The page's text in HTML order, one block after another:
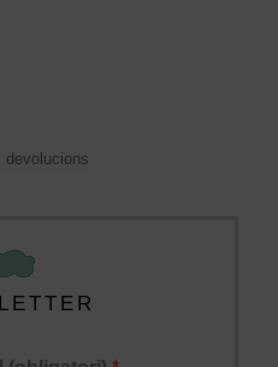
devolucions